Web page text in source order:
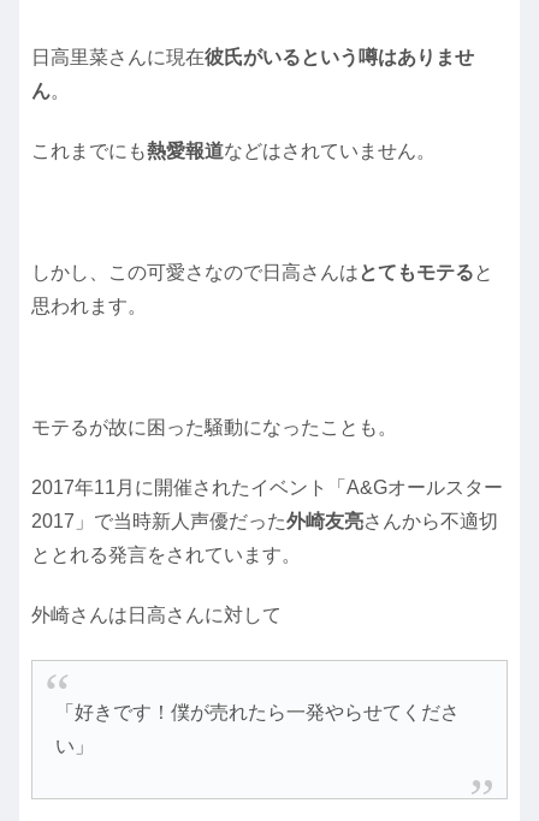
日高里菜さんに現在彼氏がいるという噂はありませ
ん。
これまでにも熱愛報道などはされていません。
しかし、この可愛さなので日高さんはとてもモテると
思われます。
モテるが故に困った騒動になったことも。
2017年11月に開催されたイベント「A&Gオールスター
2017」で当時新人声優だった外崎友亮さんから不適切
ととれる発言をされています。
外崎さんは日高さんに対して
「好きです！僕が売れたら一発やらせてくださ
い」